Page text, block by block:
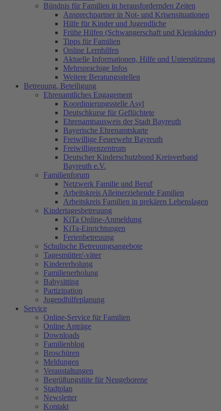
Bündnis für Familien in herausfordernden Zeiten
Ansprechpartner in Not- und Krisensituationen
Hilfe für Kinder und Jugendliche
Frühe Hilfen (Schwangerschaft und Kleinkinder)
Tipps für Familien
Online Lernhilfen
Aktuelle Informationen, Hilfe und Unterstützung
Mehrsprachige Infos
Weitere Beratungsstellen
Betreuung, Beteiligung
Ehrenamtliches Engagement
Koordinierungsstelle Asyl
Deutschkurse für Geflüchtete
Ehrenamtsausweis der Stadt Bayreuth
Bayerische Ehrenamtskarte
Freiwillige Feuerwehr Bayreuth
Freiwilligenzentrum
Deutscher Kinderschutzbund Kreisverband
Bayreuth e.V.
Familienforum
Netzwerk Familie und Beruf
Arbeitskreis Alleinerziehende Familien
Arbeitskreis Familien in prekären Lebenslagen
Kindertagesbetreuung
KiTa Online-Anmeldung
KiTa-Einrichtungen
Ferienbetreuung
Schulische Betreuungsangebote
Tagesmütter/-väter
Kindererholung
Familienerholung
Babysitting
Partizipation
Jugendhilfeplanung
Service
Online-Service für Familien
Online Anträge
Downloads
Familienblog
Broschüren
Meldungen
Veranstaltungen
Begrüßungstüte für Neugeborene
Stadtplan
Newsletter
Kontakt